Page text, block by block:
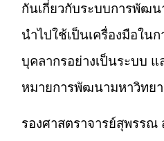
กันเกี่ยวกับระบบการพัฒน
นำไปใช้เป็นเครื่องมือใน
บุคลากรอย่างเป็นระบบ แ
หมายการพัฒนามหาวิทย
รองศาสตราจารย์สุพรรณ